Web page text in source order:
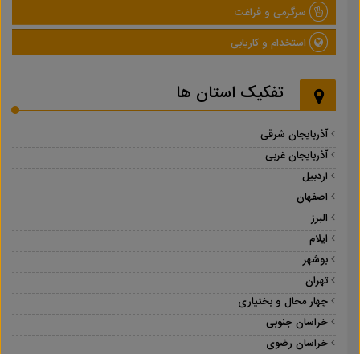
سرگرمی و فراغت
استخدام و کاریابی
تفکیک استان ها
آذربایجان شرقی
آذربایجان غربی
اردبیل
اصفهان
البرز
ایلام
بوشهر
تهران
چهار محال و بختیاری
خراسان جنوبی
خراسان رضوی